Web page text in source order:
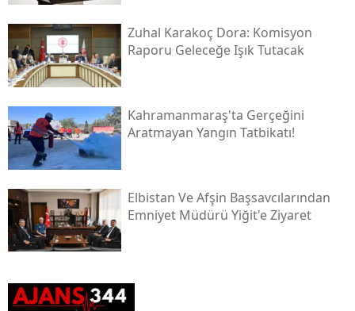
Zuhal Karakoç Dora: Komisyon
Raporu Geleceğe Işık Tutacak
Kahramanmaraş'ta Gerçeğini
Aratmayan Yangın Tatbikatı!
Elbistan Ve Afşin Başsavcılarından
Emniyet Müdürü Yiğit'e Ziyaret